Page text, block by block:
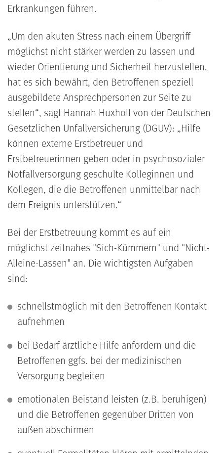
Erkrankungen führen.
Um den akuten Stress nach einem Übergriff
möglichst nicht stärker werden zu lassen und
wieder Orientierung und Sicherheit herzustellen,
hat es sich bewährt, den Betroffenen speziell
ausgebildete Ansprechpersonen zur Seite zu
stellen , sagt Hannah Huxholl von der Deutschen
Gesetzlichen Unfallversicherung (DGUV): Hilfe
können externe Erstbetreuer und
Erstbetreuerinnen geben oder in psychosozialer
Notfallversorgung geschulte Kolleginnen und
Kollegen, die die Betroffenen unmittelbar nach
dem Ereignis unterstützen.
Bei der Erstbetreuung kommt es auf ein
möglichst zeitnahes "Sich-Kümmern" und "Nicht-
Alleine-Lassen" an. Die wichtigsten Aufgaben
sind:
schnellstmöglich mit den Betroffenen Kontakt
aufnehmen
bei Bedarf ärztliche Hilfe anfordern und die
Betroffenen ggfs. bei der medizinischen
Versorgung begleiten
emotionalen Beistand leisten (z.B. beruhigen)
und die Betroffenen gegenüber Dritten von
außen abschirmen